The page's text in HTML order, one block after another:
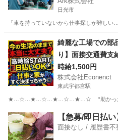
日光市
「車を持っていないから仕事探しが難し
工場 バッテリー
綺麗な工場での部
り】面接交通費
時給1,500円
株式会社Econenct
東武宇都宮駅
★…☆…★…☆…★…☆…★…☆ “助かった！”の
栃木 宇都宮市 東武宇都宮駅
【急募/即日払
面接なし / 履歴書不